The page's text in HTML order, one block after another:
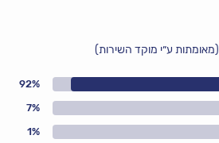
(מאומתות ע״י מוקד השירות)
1%
7%
92%